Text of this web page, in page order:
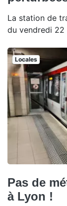
La station de
du vendredi 22
Locales
Pas de
à Lyon !